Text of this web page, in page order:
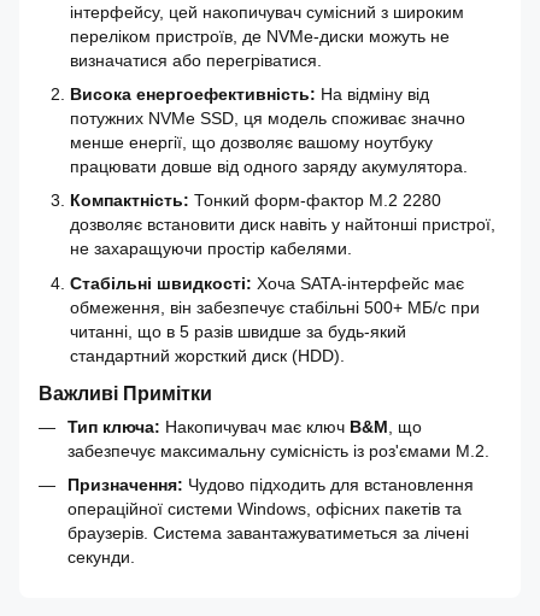
інтерфейсу, цей накопичувач сумісний з широким
переліком пристроїв, де NVMe-диски можуть не
визначатися або перегріватися.
Висока енергоефективність: На відміну від
потужних NVMe SSD, ця модель споживає значно
менше енергії, що дозволяє вашому ноутбуку
працювати довше від одного заряду акумулятора.
Компактність: Тонкий форм-фактор M.2 2280
дозволяє встановити диск навіть у найтонші пристрої,
не захаращуючи простір кабелями.
Стабільні швидкості: Хоча SATA-інтерфейс має
обмеження, він забезпечує стабільні 500+ МБ/с при
читанні, що в 5 разів швидше за будь-який
стандартний жорсткий диск (HDD).
Важливі Примітки
Тип ключа: Накопичувач має ключ B&M , що
забезпечує максимальну сумісність із роз'ємами M.2.
Призначення: Чудово підходить для встановлення
операційної системи Windows, офісних пакетів та
браузерів. Система завантажуватиметься за лічені
секунди.